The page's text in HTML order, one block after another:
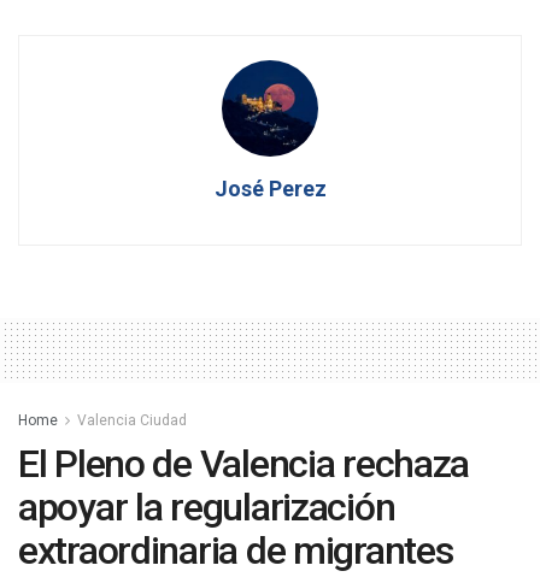
José Perez
Home Valencia Ciudad
El Pleno de Valencia rechaza
apoyar la regularización
extraordinaria de migrantes